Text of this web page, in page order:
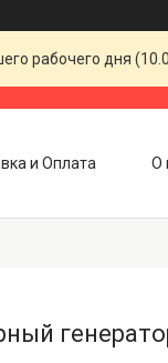
рабочего дня
и Оплата О